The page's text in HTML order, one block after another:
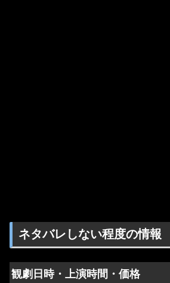
ネタバレしない程度の情報
観劇日時・上演時間・価格